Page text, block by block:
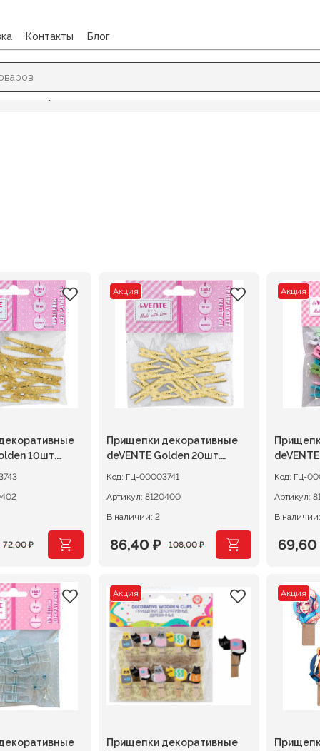
Контакты Блог
декоративные
10шт.
72,00₽
Акция
Прищепки декоративные
deVENTE Golden 20шт.
Код: ГЦ-00003741
Артикул: 8120400
В наличии: 2
108,00₽
Первоначальная
составляла
108,00 ₽.
86,40 ₽
Текущая
86,40 ₽.
Акция
Код: ГЦ-
Артикул:
В
87,00
69,60
69,60
Акция
Прищепки декоративные
Акция